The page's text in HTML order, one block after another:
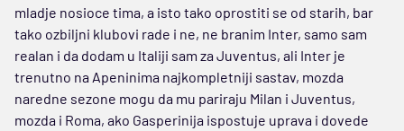
mladje nosioce tima, a isto tako oprostiti se od starih, bar
tako ozbiljni klubovi rade i ne, ne branim Inter, samo sam
realan i da dodam u Italiji sam za Juventus, ali Inter je
trenutno na Apeninima najkompletniji sastav, mozda
naredne sezone mogu da mu pariraju Milan i Juventus,
mozda i Roma, ako Gasperinija ispostuje uprava i dovede